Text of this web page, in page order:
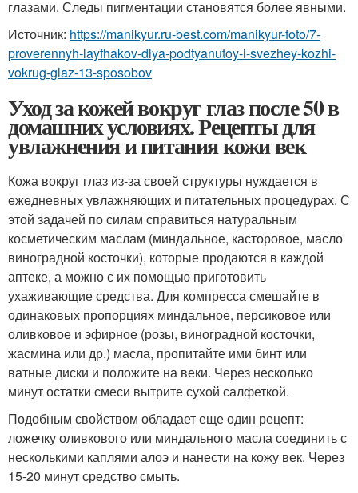
глазами. Следы пигментации становятся более явными.
Источник: https://manikyur.ru-best.com/manikyur-foto/7-
proverennyh-layfhakov-dlya-podtyanutoy-i-svezhey-kozhi-
vokrug-glaz-13-sposobov
Уход за кожей вокруг глаз после 50 в
домашних условиях. Рецепты для
увлажнения и питания кожи век
Кожа вокруг глаз из-за своей структуры нуждается в
ежедневных увлажняющих и питательных процедурах. С
этой задачей по силам справиться натуральным
косметическим маслам (миндальное, касторовое, масло
виноградной косточки), которые продаются в каждой
аптеке, а можно с их помощью приготовить
ухаживающие средства. Для компресса смешайте в
одинаковых пропорциях миндальное, персиковое или
оливковое и эфирное (розы, виноградной косточки,
жасмина или др.) масла, пропитайте ими бинт или
ватные диски и положите на веки. Через несколько
минут остатки смеси вытрите сухой салфеткой.
Подобным свойством обладает еще один рецепт:
ложечку оливкового или миндального масла соединить с
несколькими каплями алоэ и нанести на кожу век. Через
15-20 минут средство смыть.